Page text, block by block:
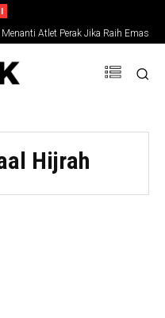
Atlet Perak Jika Raih Emas
Hijrah